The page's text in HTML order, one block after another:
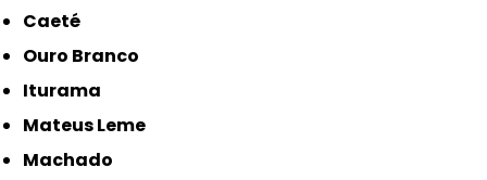
Caeté
Ouro Branco
Iturama
Mateus Leme
Machado